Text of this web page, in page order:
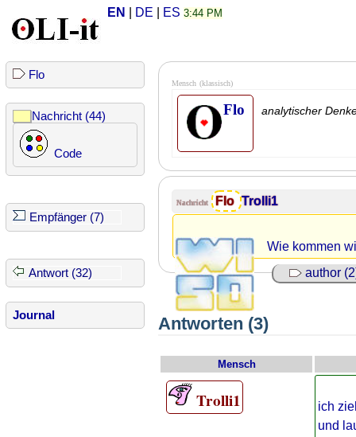
EN DE ES 3:44 PM
Flo
Nachricht (44)
Code
Empfänger (7)
Antwort (32)
Journal
Mensch (klassisch)
Flo analytischer
Nachricht Flo Trolli1
Wie kommen
author
Antworten (3)
Mensch
Trolli1
ich
und